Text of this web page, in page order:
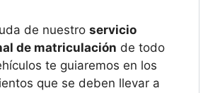
de nuestro servicio
de matriculación de todo
te guiaremos en los
que se deben llevar a